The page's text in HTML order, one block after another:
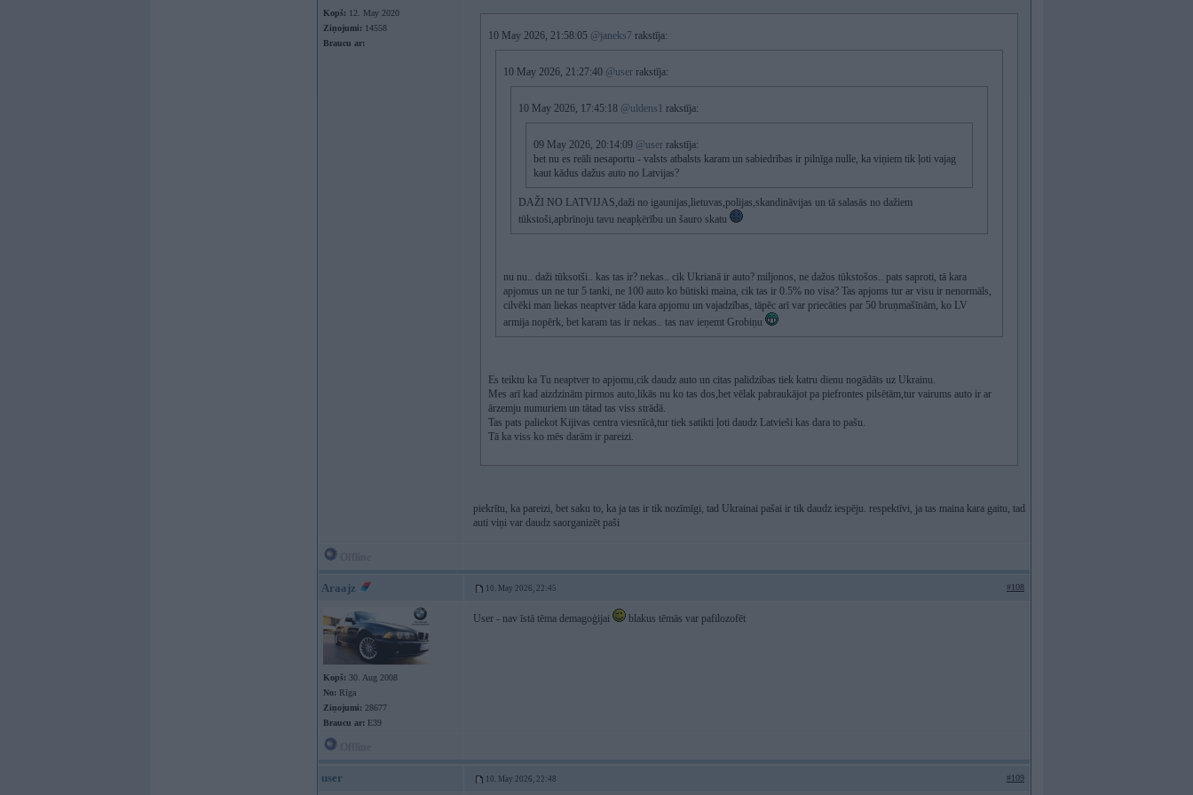
Kopš: 12. May 2020
Ziņojumi: 14558
Braucu ar:
10 May 2026, 21:58:05 @janeks7 rakstīja:
10 May 2026, 21:27:40 @user rakstīja:
10 May 2026, 17:45:18 @uldens1 rakstīja:
09 May 2026, 20:14:09 @user rakstīja:
bet nu es reāli nesaportu - valsts atbalsts karam un sabiedrības ir pilnīga nulle, ka viņiem tik ļoti vajag
kaut kādus dažus auto no Latvijas?
DAŽI NO LATVIJAS,daži no igaunijas,lietuvas,polijas,skandināvijas un tā salasās no dažiem
tūkstoši,apbrīnoju tavu neapķērību un šauro skatu
nu nu.. daži tūksotši.. kas tas ir? nekas.. cik Ukrianā ir auto? miljonos, ne dažos tūkstošos.. pats saproti, tā kara
apjomus un ne tur 5 tanki, ne 100 auto ko būtiski maina, cik tas ir 0.5% no visa? Tas apjoms tur ar visu ir nenormāls,
cilvēki man liekas neaptver tāda kara apjomu un vajadzības, tāpēc arī var priecāties par 50 bruņmašīnām, ko LV
armija nopērk, bet karam tas ir nekas.. tas nav ieņemt Grobiņu
Es teiktu ka Tu neaptver to apjomu,cik daudz auto un citas palidzibas tiek katru dienu nogādāts uz Ukrainu.
Mes arī kad aizdzinām pirmos auto,likās nu ko tas dos,bet vēlak pabraukājot pa piefrontes pilsētām,tur vairums auto ir ar
ārzemju numuriem un tātad tas viss strādā.
Tas pats paliekot Kijivas centra viesnīcā,tur tiek satikti ļoti daudz Latvieši kas dara to pašu.
Tā ka viss ko mēs darām ir pareizi.
piekrītu, ka pareizi, bet saku to, ka ja tas ir tik nozīmīgi, tad Ukrainai pašai ir tik daudz iespēju. respektīvi, ja tas maina kara gaitu, tad
auti viņi var daudz saorganizēt paši
Araajz 10. May 2026, 22:45 #108
Kopš: 30. Aug 2008
No: Rīga
Ziņojumi: 28677
Braucu ar: E39
User - nav īstā tēma demagoģijai blakus tēmās var pafilozofēt
user 10. May 2026, 22:48 #109